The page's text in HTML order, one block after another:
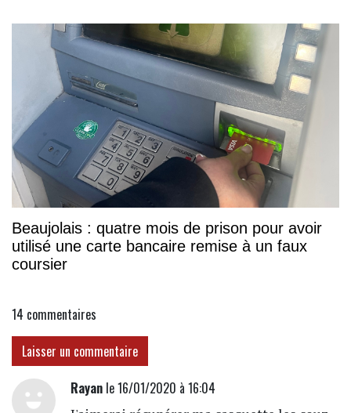
Beaujolais : quatre mois de prison pour avoir
utilisé une carte bancaire remise à un faux
coursier
14 commentaires
Laisser un commentaire
Rayanle 16/01/2020 à 16:04